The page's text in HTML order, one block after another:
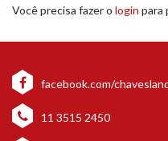
post
Você precisa fazer o login para
facebook.com/
11 3515 2450